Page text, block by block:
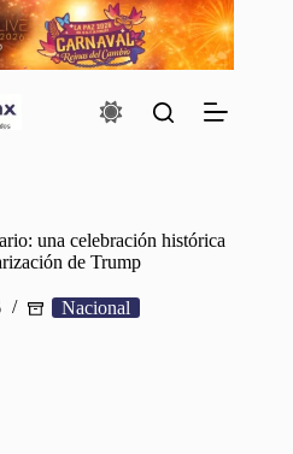
una celebración histórica
de Trump
Nacional